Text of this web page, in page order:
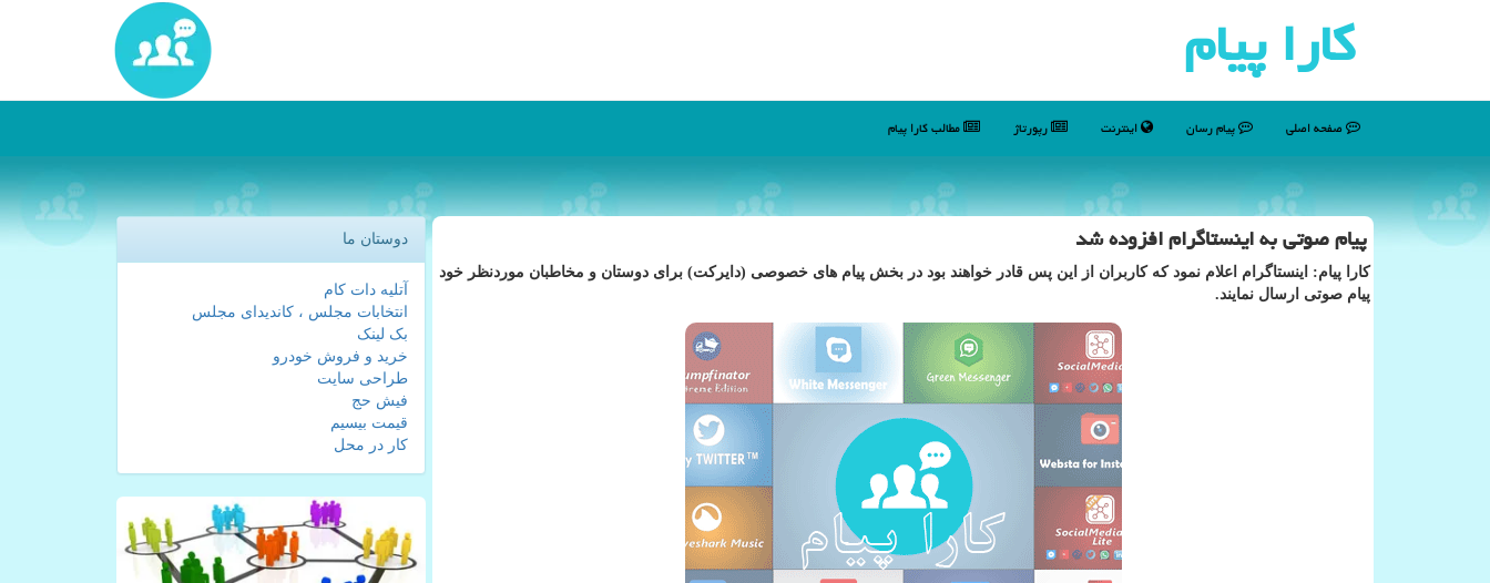
كارا پیام
صفحه اصلی پیام رسان اینترنت رپورتاژ مطالب كارا پیام
پیام صوتی به اینستاگرام افزوده شد
كارا پیام: اینستاگرام اعلام نمود كه كاربران از این پس قادر خواهند بود در بخش پیام های خصوصی (دایركت) برای دوستان و مخاطبان موردنظر خود
پیام صوتی ارسال نمایند.
دوستان ما
آتلیه دات کام
انتخابات مجلس ، کاندیدای مجلس
بک لینک
خرید و فروش خودرو
طراحی سایت
فیش حج
قیمت بیسیم
کار در محل